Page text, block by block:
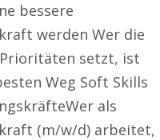
bessere
werden Wer die
setzt, ist
Weg Soft Skills
als
(m/w/d) arbeitet,